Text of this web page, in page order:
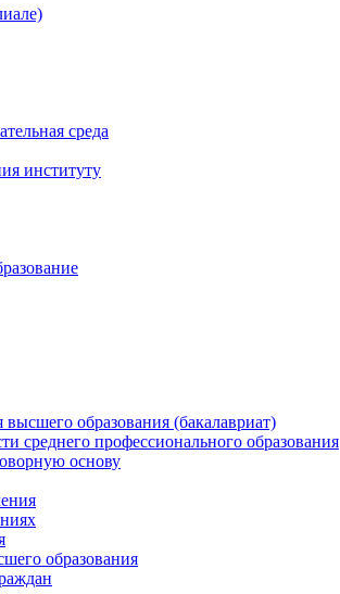
среда
институту
образования (бакалавриат)
среднего профессионального образования
основу
образования